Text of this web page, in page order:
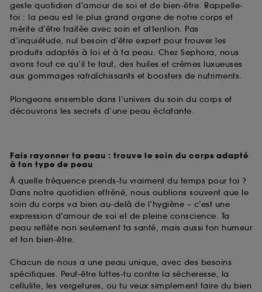
geste quotidien d’amour de soi et de bien-être. Rappelle-
toi : la peau est le plus grand organe de notre corps et
mérite d’être traitée avec soin et attention. Pas
d’inquiétude, nul besoin d’être expert pour trouver les
produits adaptés à toi et à ta peau. Chez Sephora, nous
avons tout ce qu’il te faut, des huiles et crèmes luxueuses
aux gommages rafraîchissants et boosters de nutriments.
Plongeons ensemble dans l’univers du soin du corps et
découvrons les secrets d’une peau éclatante.
Fais rayonner ta peau : trouve le soin du corps adapté
à ton type de peau
À quelle fréquence prends-tu vraiment du temps pour toi ?
Dans notre quotidien effréné, nous oublions souvent que le
soin du corps va bien au-delà de l’hygiène – c’est une
expression d’amour de soi et de pleine conscience. Ta
peau reflète non seulement ta santé, mais aussi ton humeur
et ton bien-être.
Chacun de nous a une peau unique, avec des besoins
spécifiques. Peut-être luttes-tu contre la sécheresse, la
cellulite, les vergetures, ou tu veux simplement faire du bien